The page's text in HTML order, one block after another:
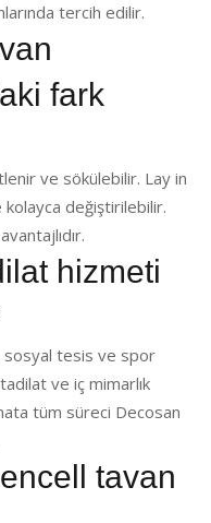
tercih edilir.
fark
ve sökülebilir. Lay in
kolayca değiştirilebilir.
hizmeti
sosyal tesis ve spor
ve iç mimarlık
tüm süreci Decosan
tavan